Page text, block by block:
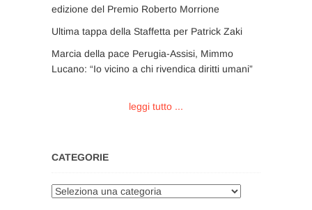
edizione del Premio Roberto Morrione
Ultima tappa della Staffetta per Patrick Zaki
Marcia della pace Perugia-Assisi, Mimmo
Lucano: “Io vicino a chi rivendica diritti umani”
leggi tutto ...
CATEGORIE
Categorie